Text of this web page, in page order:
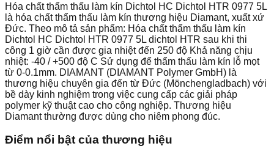
Hóa chất thẩm thấu làm kín Dichtol HC Dichtol HTR 0977 5L
là hóa chất thẩm thấu làm kín thương hiệu Diamant, xuất xứ
Đức. Theo mô tả sản phẩm: Hóa chất thẩm thấu làm kín
Dichtol HC Dichtol HTR 0977 5L dichtol HTR sau khi thi
công 1 giờ cần được gia nhiệt đến 250 độ Khả năng chịu
nhiệt: -40 / +500 độ C Sử dụng để thẩm thấu làm kín lỗ mọt
từ 0-0.1mm. DIAMANT (DIAMANT Polymer GmbH) là
thương hiệu chuyên gia đến từ Đức (Mönchengladbach) với
bề dày kinh nghiệm trong việc cung cấp các giải pháp
polymer kỹ thuật cao cho công nghiệp. Thương hiệu
Diamant thường được dùng cho niêm phong đúc.
Điểm nổi bật của thương hiệu